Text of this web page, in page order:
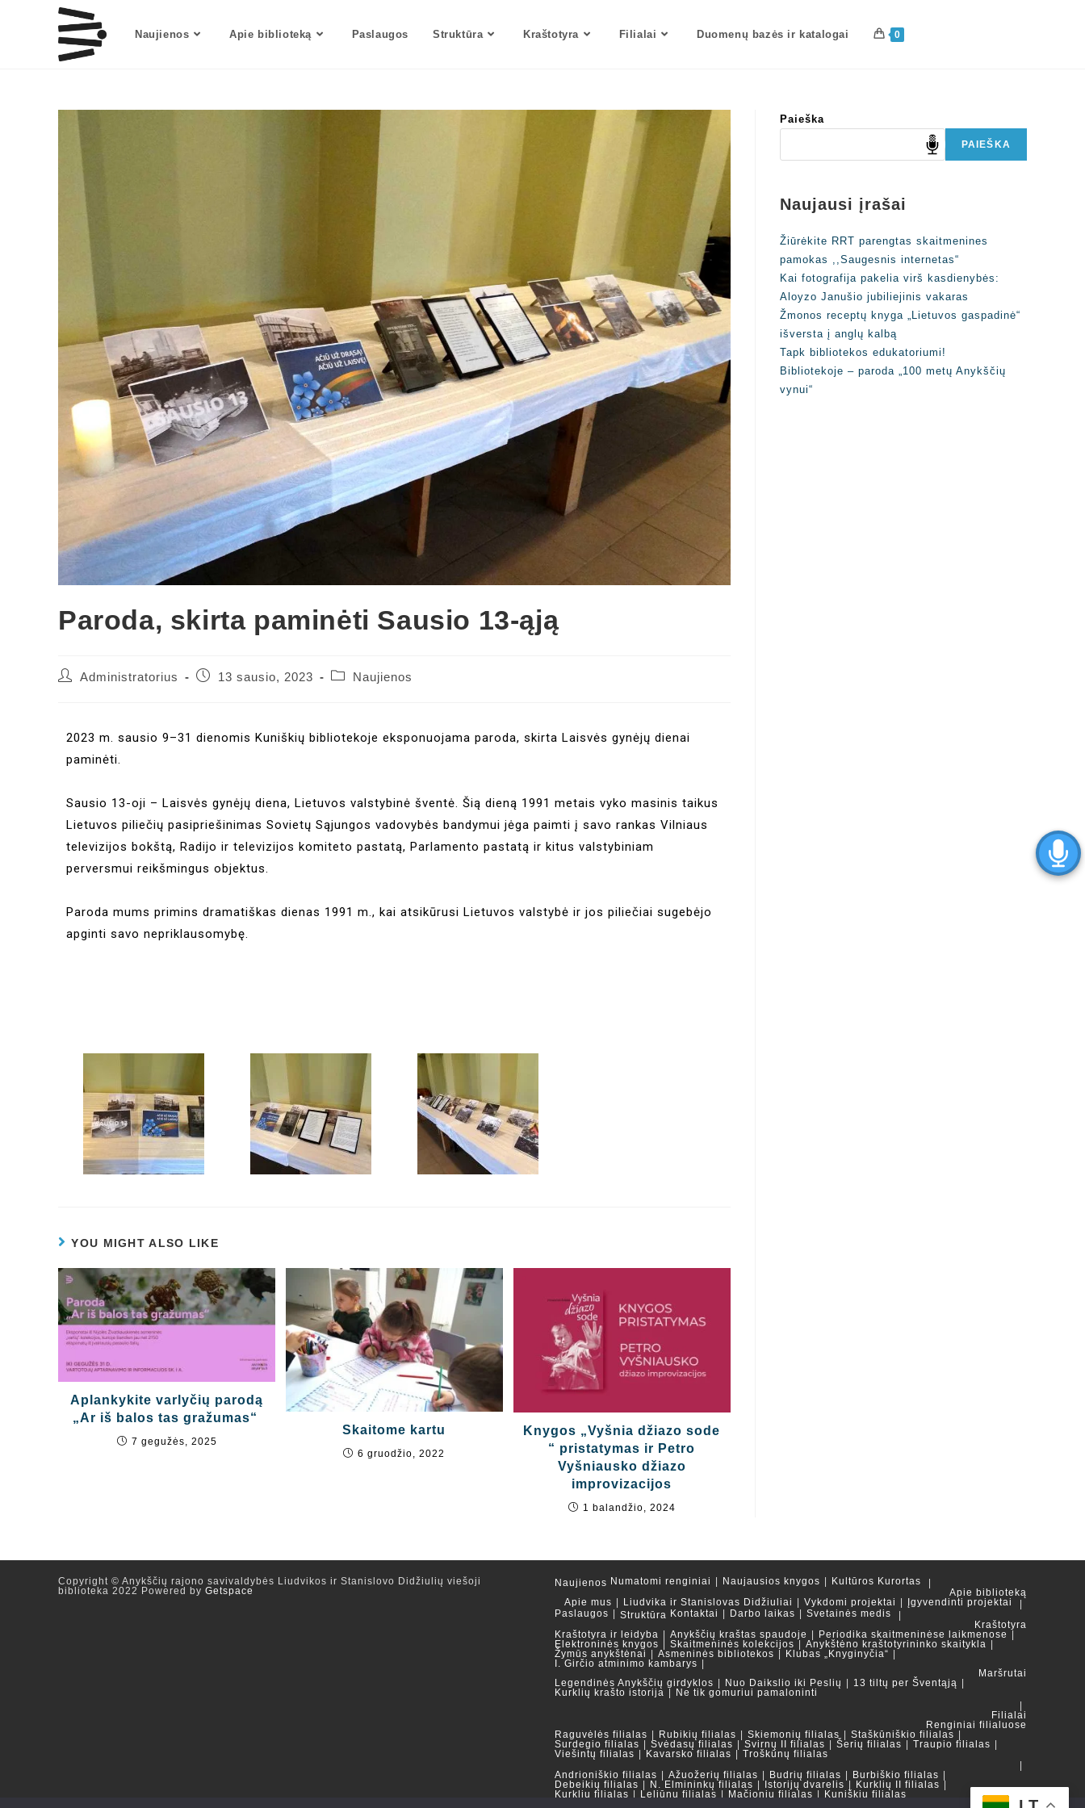
Naujienos Apie biblioteką Paslaugos Struktūra Kraštotyra Filialai Duomenų bazės ir katalogai 0
Paroda, skirta paminėti Sausio 13-ąją
Administratorius 13 sausio, 2023 Naujienos
2023 m. sausio 9–31 dienomis Kuniškių bibliotekoje eksponuojama paroda, skirta Laisvės gynėjų dienai
paminėti.
Sausio 13-oji – Laisvės gynėjų diena, Lietuvos valstybinė šventė. Šią dieną 1991 metais vyko masinis taikus
Lietuvos piliečių pasipriešinimas Sovietų Sąjungos vadovybės bandymui jėga paimti į savo rankas Vilniaus
televizijos bokštą, Radijo ir televizijos komiteto pastatą, Parlamento pastatą ir kitus valstybiniam
perversmui reikšmingus objektus.
Paroda mums primins dramatiškas dienas 1991 m., kai atsikūrusi Lietuvos valstybė ir jos piliečiai sugebėjo
apginti savo nepriklausomybę.
YOU MIGHT ALSO LIKE
Aplankykite varlyčių parodą
„Ar iš balos tas gražumas“
7 gegužės, 2025
Skaitome kartu
6 gruodžio, 2022
Knygos „Vyšnia džiazo sode
“ pristatymas ir Petro
Vyšniausko džiazo
improvizacijos
1 balandžio, 2024
Paieška
PAIEŠKA
Naujausi įrašai
Žiūrėkite RRT parengtas skaitmenines
pamokas ,,Saugesnis internetas“
Kai fotografija pakelia virš kasdienybės:
Aloyzo Janušio jubiliejinis vakaras
Žmonos receptų knyga „Lietuvos gaspadinė“
išversta į anglų kalbą
Tapk bibliotekos edukatoriumi!
Bibliotekoje – paroda „100 metų Anykščių
vynui“
Naujienos Numatomi renginiai Naujausios knygos
Kultūros Kurortas
Apie biblioteką
Apie mus
Liudvika ir Stanislovas Didžiuliai Vykdomi projektai
Įgyvendinti projektai
Paslaugos
Struktūra Kontaktai Darbo laikas
Svetainės medis
Kraštotyra
Kraštotyra ir leidyba
Anykščių kraštas spaudoje
Periodika skaitmeninėse laikmenose
Elektroninės knygos
Skaitmeninės kolekcijos
Anykštėno kraštotyrininko skaitykla
Žymūs anykštėnai
Asmeninės bibliotekos
Klubas „Knyginyčia“
I. Girčio atminimo kambarys
Maršrutai
Legendinės Anykščių girdyklos
Nuo Daikslio iki Peslių
13 tiltų per Šventąją
Kurklių krašto istorija
Ne tik gomuriui pamaloninti
Filialai
Renginiai filialuose
Raguvėlės filialas
Rubikių filialas Skiemonių filialas
Staškūniškio filialas
Surdegio filialas
Svėdasų filialas Svirnų II filialas Šerių filialas
Traupio filialas
Viešintų filialas
Kavarsko filialas
Troškūnų filialas
Andrioniškio filialas
Ažuožerių filialas Budrių filialas
Burbiškio filialas
Debeikių filialas
N. Elmininkų filialas Istorijų dvarelis
Kurklių II filialas
Kurklių filialas
Leliūnų filialas Mačionių filialas Kuniškių filialas
Copyright © Anykščių rajono savivaldybės Liudvikos ir Stanislovo Didžiulių viešoji
biblioteka 2022 Powered by Getspace